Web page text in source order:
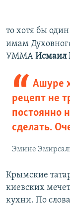
то хотя бы
имам
УММА Исмаил
Ашуре
рецепт не
постоянно
сделать.
Эмине
Крымские
киевских
кухни. По